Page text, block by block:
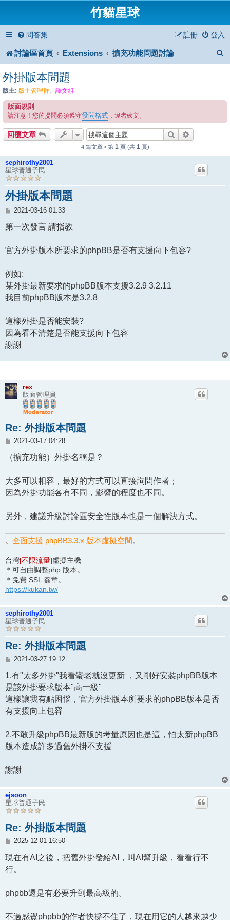
竹貓星球
問答集 登入
註冊
討論區首頁 Extensions 擴充功能問題討論
外掛版本問題
版主: 版主管理群、 譯文組
版面規則
請注意！您的提問必須遵守發問格式 ，違者砍文。
回覆文章 搜尋
4 篇文章 • 第 1 頁 (共 1 頁)
sephirothy2001
星球普通子民
外掛版本問題
文
2021-03-16 01:33
第一次發言 請指教
官方外掛版本所要求的phpBB是否有支援向下包容?
例如:
某外掛最新要求的phpBB版本支援3.2.9 3.2.11
我目前phpBB版本是3.2.8
這樣外掛是否能安裝?
因為看不清楚是否能支援向下包容
謝謝
rex
版面管理員
Re: 外掛版本問題
文
2021-03-17 04:28
（擴充功能）外掛名稱是？
大多可以相容，最好的方式可以直接詢問作者；
因為外掛功能各有不同，影響的程度也不同。
另外，建議升級討論區安全性版本也是一個解決方式。
。 全面支援 phpBB3.3.x 版本虛擬空間。
台灣[不限流量]虛擬主機
＊可自由調整php 版本。
＊免費 SSL 簽章。
https://kukan.tw/
sephirothy2001
星球普通子民
Re: 外掛版本問題
文
2021-03-27 19:12
1.有"太多外掛"我看蠻老就沒更新 ，又剛好安裝phpBB版本
是該外掛要求版本"高一級"
這樣讓我有點困惱，官方外掛版本所要求的phpBB版本是否
有支援向上包容
2.不敢升級phpBB最新版的考量原因也是這，怕太新phpBB
版本造成許多過舊外掛不支援
謝謝
ejsoon
星球普通子民
Re: 外掛版本問題
文
2025-12-01 16:50
現在有AI之後，把舊外掛發給AI，叫AI幫升級，看看行不
行。
phpbb還是有必要升到最高級的。
不過感覺phpbb的作者快撐不住了，現在用它的人越來越少